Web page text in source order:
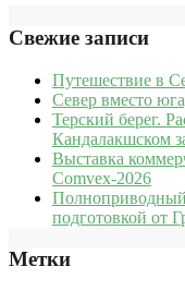
Свежие записи
Путешествие в
Север вместо
Терский берег.
Кандалакшском
Выставка
Comvex-2026
подготовкой от
Метки